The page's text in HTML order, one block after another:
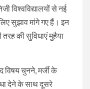
विश्वविद्यालयों से नई
सुझाव मांगे गए हैं। इन
तरह की सुविधाएं मुहैया
चुनने, मर्जी के
देने के साथ दूसरे